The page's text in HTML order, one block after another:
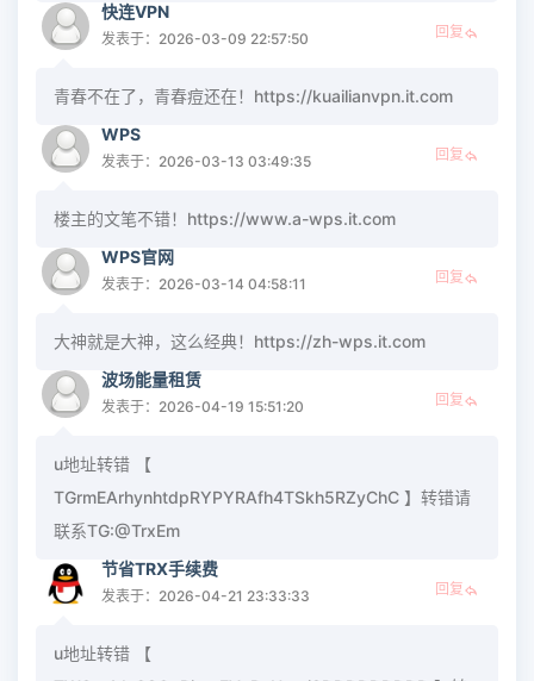
快连VPN
发表于：2026-03-09 22:57:50 回复
青春不在了，青春痘还在！https://kuailianvpn.it.com
WPS
发表于：2026-03-13 03:49:35 回复
楼主的文笔不错！https://www.a-wps.it.com
WPS官网
发表于：2026-03-14 04:58:11 回复
大神就是大神，这么经典！https://zh-wps.it.com
波场能量租赁
发表于：2026-04-19 15:51:20 回复
u地址转错 【
TGrmEArhynhtdpRYPYRAfh4TSkh5RZyChC 】转错请
联系TG:@TrxEm
节省TRX手续费
发表于：2026-04-21 23:33:33 回复
u地址转错 【